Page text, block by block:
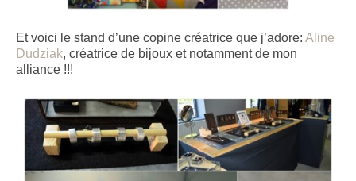
Et voici le stand d’une copine créatrice que j’adore: Aline
Dudziak, créatrice de bijoux et notamment de mon
alliance !!!